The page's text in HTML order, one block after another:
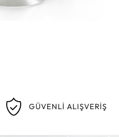
GÜVENLİ ALIŞVERİŞ